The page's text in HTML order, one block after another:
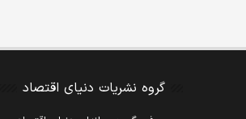
گروه نشریات دنیای اقتصاد